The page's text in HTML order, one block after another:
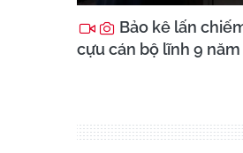
Bảo kê lấn
cựu cán bộ lĩnh 9